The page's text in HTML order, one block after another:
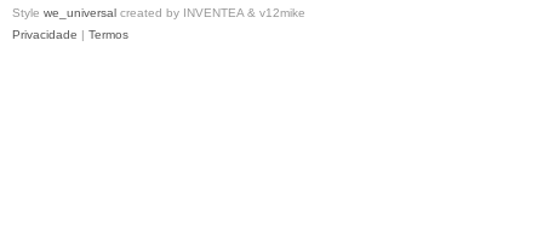
Style we_universal created by INVENTEA & v12mike
Privacidade
Termos